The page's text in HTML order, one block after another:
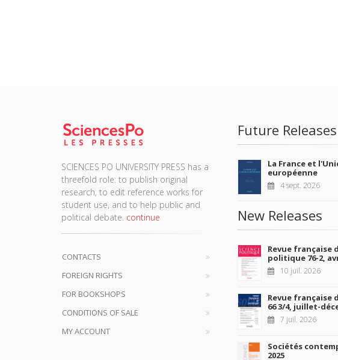
SCIENCES PO UNIVERSITY PRESS has a
threefold role: to publish original
research, to edit reference works for
student use, and to help public and
political debate. continue
CONTACTS
FOREIGN RIGHTS
FOR BOOKSHOPS
CONDITIONS OF SALE
MY ACCOUNT
Future Releases
La France et
européenne
4 sept. 2026
New Releases
Revue française
politique 76-2,
10 juil. 2026
Revue française
66 3/4, juillet-
7 juil. 2026
Sociétés
2025